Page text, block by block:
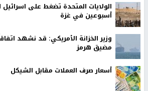
الولايات المتحدة تضغط على
أسبوعين في غزة
وزير الخزانة الأمريكي: قد نشهد
مضيق هرمز
أسعار صرف العملات مقابل الشيكل